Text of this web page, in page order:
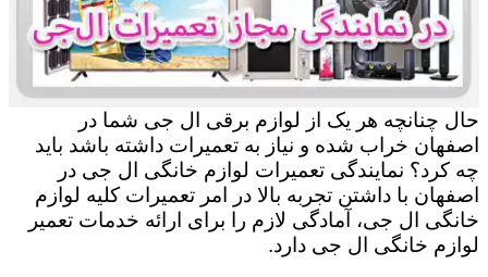
حال چنانچه هر یک از لوازم برقی ال جی شما در
اصفهان خراب شده و نیاز به تعمیرات داشته باشد باید
چه کرد؟ نمایندگی تعمیرات لوازم خانگی ال جی در
اصفهان با داشتن تجربه بالا در امر تعمیرات کلیه لوازم
خانگی ال جی، آمادگی لازم را برای ارائه خدمات تعمیر
لوازم خانگی ال جی دارد.